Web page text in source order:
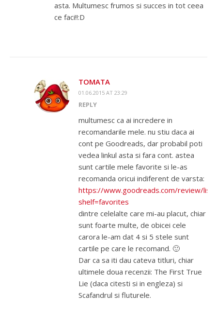
asta. Multumesc frumos si succes in tot ceea
ce faci!!:D
TOMATA
01.06.2015 AT 23:29
REPLY
multumesc ca ai incredere in
recomandarile mele. nu stiu daca ai
cont pe Goodreads, dar probabil poti
vedea linkul asta si fara cont. astea
sunt cartile mele favorite si le-as
recomanda oricui indiferent de varsta:
https://www.goodreads.com/review/
shelf=favorites
dintre celelalte care mi-au placut, chiar
sunt foarte multe, de obicei cele
carora le-am dat 4 si 5 stele sunt
cartile pe care le recomand. 🙂
Dar ca sa iti dau cateva titluri, chiar
ultimele doua recenzii: The First True
Lie (daca citesti si in engleza) si
Scafandrul si fluturele.